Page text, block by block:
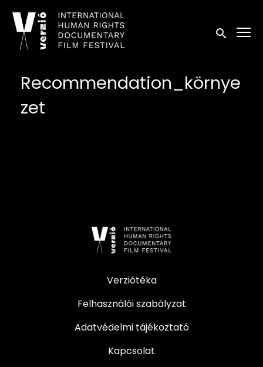
Kisegítő lehetőségek linkek
Keresés
Recommendation_környe
zet
Verziótéka
Felhasználói szabályzat
Adatvédelmi tájékoztató
Kapcsolat